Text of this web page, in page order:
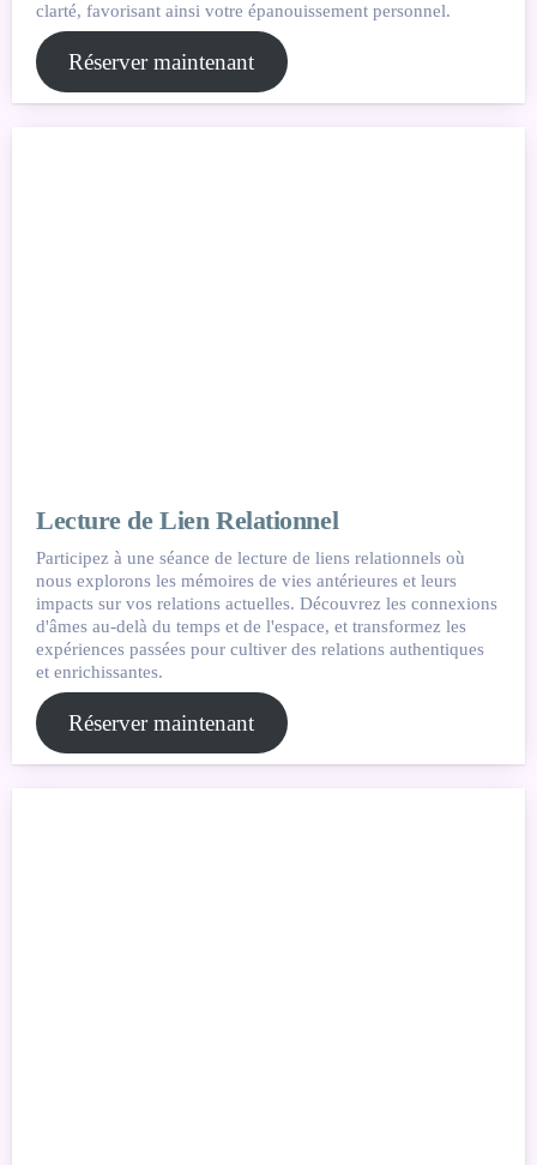
clarté, favorisant ainsi votre épanouissement personnel.
Réserver maintenant
Lecture de Lien Relationnel
Participez à une séance de lecture de liens relationnels où
nous explorons les mémoires de vies antérieures et leurs
impacts sur vos relations actuelles. Découvrez les connexions
d'âmes au-delà du temps et de l'espace, et transformez les
expériences passées pour cultiver des relations authentiques
et enrichissantes.
Réserver maintenant